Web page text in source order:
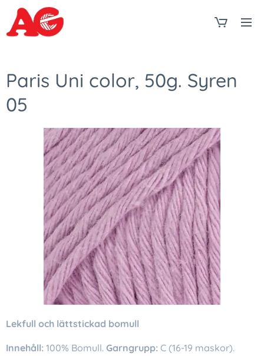
Paris Uni color, 50g. Syren
05
Lekfull och lättstickad bomull
Innehåll: 100% Bomull. Garngrupp: C (16-19 maskor).